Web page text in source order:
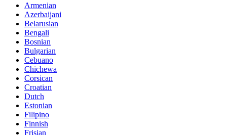
Armenian
Azerbaijani
Belarusian
Bengali
Bosnian
Bulgarian
Cebuano
Chichewa
Corsican
Croatian
Dutch
Estonian
Filipino
Finnish
Frisian